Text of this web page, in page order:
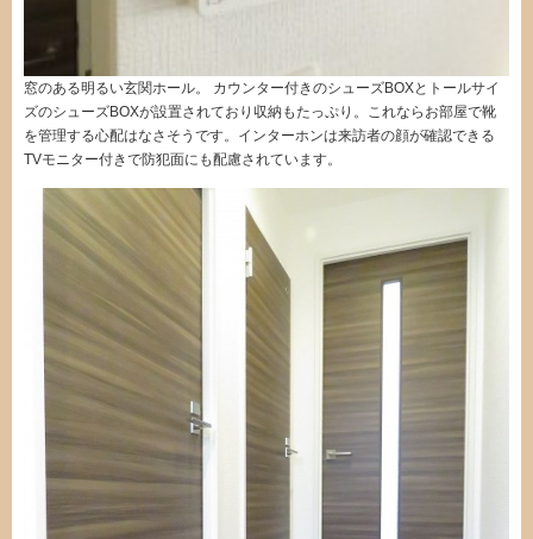
窓のある明るい玄関ホール。 カウンター付きのシューズBOXとトールサイ
ズのシューズBOXが設置されており収納もたっぷり。これならお部屋で靴
を管理する心配はなさそうです。インターホンは来訪者の顔が確認できる
TVモニター付きで防犯面にも配慮されています。